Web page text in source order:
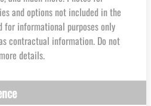
and options not included in the
for informational purposes only
contractual information. Do not
details.